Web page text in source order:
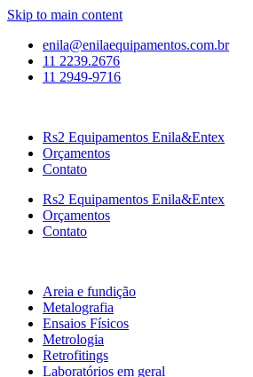
Skip to main content
enila@enilaequipamentos.com.br
11 2239.2676
11 2949-9716
Rs2 Equipamentos Enila&Entex
Orçamentos
Contato
Rs2 Equipamentos Enila&Entex
Orçamentos
Contato
Areia e fundição
Metalografia
Ensaios Físicos
Metrologia
Retrofitings
Laboratórios em geral